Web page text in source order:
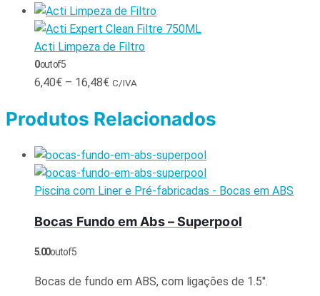
Acti Limpeza de Filtro
0out of 5
6,40€ – 16,48€ C/IVA
Produtos Relacionados
Piscina com Liner e Pré-fabricadas - Bocas em ABS
Bocas Fundo em Abs – Superpool
5.00out of 5
Bocas de fundo em ABS, com ligações de 1.5″.